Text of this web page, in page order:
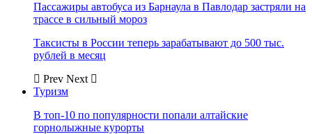
Пассажиры автобуса из Барнаула в Павлодар застряли на
трассе в сильный мороз
Таксисты в России теперь зарабатывают до 500 тыс.
рублей в месяц
Prev Next
Туризм
В топ-10 по популярности попали алтайские
горнолыжные курорты